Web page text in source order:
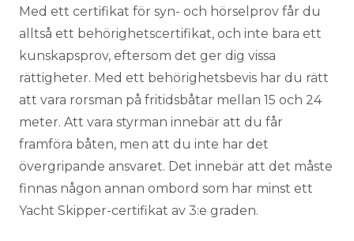
Med ett certifikat för syn- och hörselprov får du
alltså ett behörighetscertifikat, och inte bara ett
kunskapsprov, eftersom det ger dig vissa
rättigheter. Med ett behörighetsbevis har du rätt
att vara rorsman på fritidsbåtar mellan 15 och 24
meter. Att vara styrman innebär att du får
framföra båten, men att du inte har det
övergripande ansvaret. Det innebär att det måste
finnas någon annan ombord som har minst ett
Yacht Skipper-certifikat av 3:e graden.